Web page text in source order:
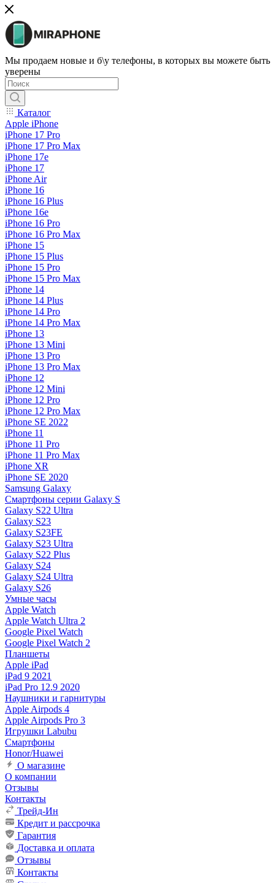
Мы продаем новые и б\у телефоны, в которых вы можете быть
уверены
Каталог
Apple iPhone
iPhone 17 Pro
iPhone 17 Pro Max
iPhone 17e
iPhone 17
iPhone Air
iPhone 16
iPhone 16 Plus
iPhone 16e
iPhone 16 Pro
iPhone 16 Pro Max
iPhone 15
iPhone 15 Plus
iPhone 15 Pro
iPhone 15 Pro Max
iPhone 14
iPhone 14 Plus
iPhone 14 Pro
iPhone 14 Pro Max
iPhone 13
iPhone 13 Mini
iPhone 13 Pro
iPhone 13 Pro Max
iPhone 12
iPhone 12 Mini
iPhone 12 Pro
iPhone 12 Pro Max
iPhone SE 2022
iPhone 11
iPhone 11 Pro
iPhone 11 Pro Max
iPhone XR
iPhone SE 2020
Samsung Galaxy
Смартфоны серии Galaxy S
Galaxy S22 Ultra
Galaxy S23
Galaxy S23FE
Galaxy S23 Ultra
Galaxy S22 Plus
Galaxy S24
Galaxy S24 Ultra
Galaxy S26
Умные часы
Apple Watch
Apple Watch Ultra 2
Google Pixel Watch
Google Pixel Watch 2
Планшеты
Apple iPad
iPad 9 2021
iPad Pro 12.9 2020
Наушники и гарнитуры
Apple Airpods 4
Apple Airpods Pro 3
Игрушки Labubu
Смартфоны
Honor/Huawei
О магазине
О компании
Отзывы
Контакты
Трейд-Ин
Кредит и рассрочка
Гарантия
Доставка и оплата
Отзывы
Контакты